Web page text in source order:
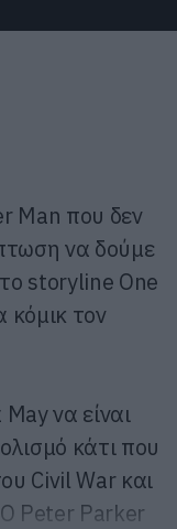
Man που δεν
να δούμε
storyline One
κόμικ τον
να είναι
κάτι που
Civil War και
Peter Parker